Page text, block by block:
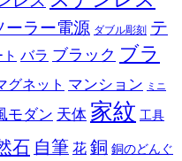
ーラー電源 ダブル彫刻 テ
バラ ブラック ブラ
グネット マンション ミニ
モダン 天体 家紋 工具
石 自筆 花 銅 銅のどんぐ